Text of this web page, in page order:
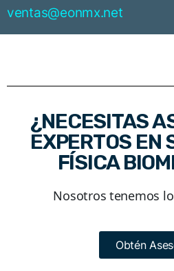
ventas@eonmx.net
¿NECESITAS
EXPERTOS EN
FÍSICA
Nosotros tenemos
Obtén